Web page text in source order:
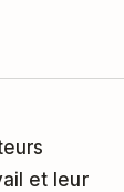
et leur